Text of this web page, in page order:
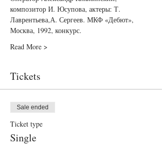
композитор И. Юсупова, актеры: Т.
Лаврентьева,А. Сергеев. МКФ «Дебют»,
Москва, 1992, конкурс.
Read More >
Tickets
Sale ended
Ticket type
Single